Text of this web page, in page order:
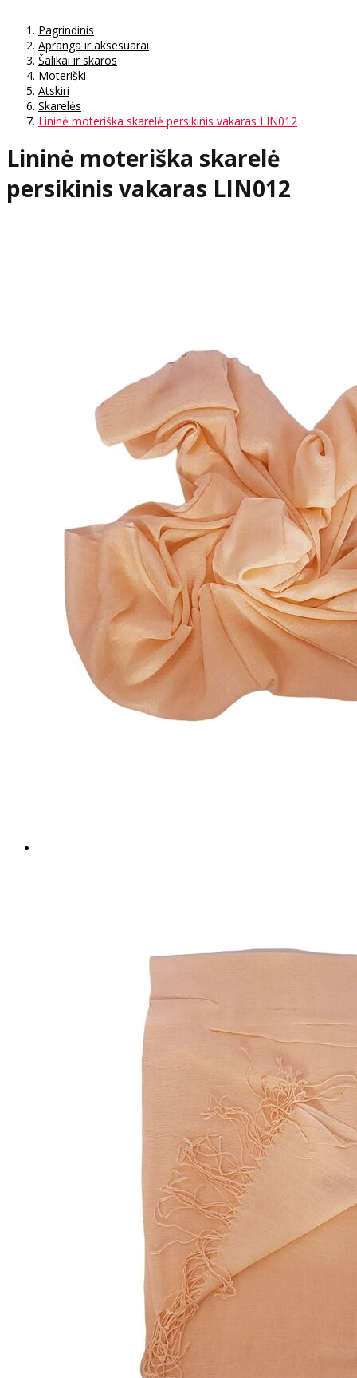
Pagrindinis
Apranga ir aksesuarai
Šalikai ir skaros
Moteriški
Atskiri
Skarelės
Lininė moteriška skarelė persikinis vakaras LIN012
Lininė moteriška skarelė
persikinis vakaras LIN012